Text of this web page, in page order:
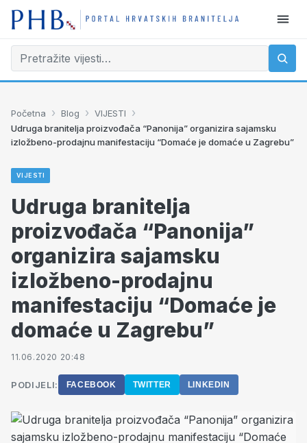
Početna › Blog › VIJESTI ›
Udruga branitelja proizvođača “Panonija” organizira sajamsku
izložbeno-prodajnu manifestaciju “Domaće je domaće u Zagrebu”
VIJESTI
Udruga branitelja
proizvođača “Panonija”
organizira sajamsku
izložbeno-prodajnu
manifestaciju “Domaće je
domaće u Zagrebu”
11.06.2020 20:48
PODIJELI: FACEBOOK TWITTER LINKEDIN